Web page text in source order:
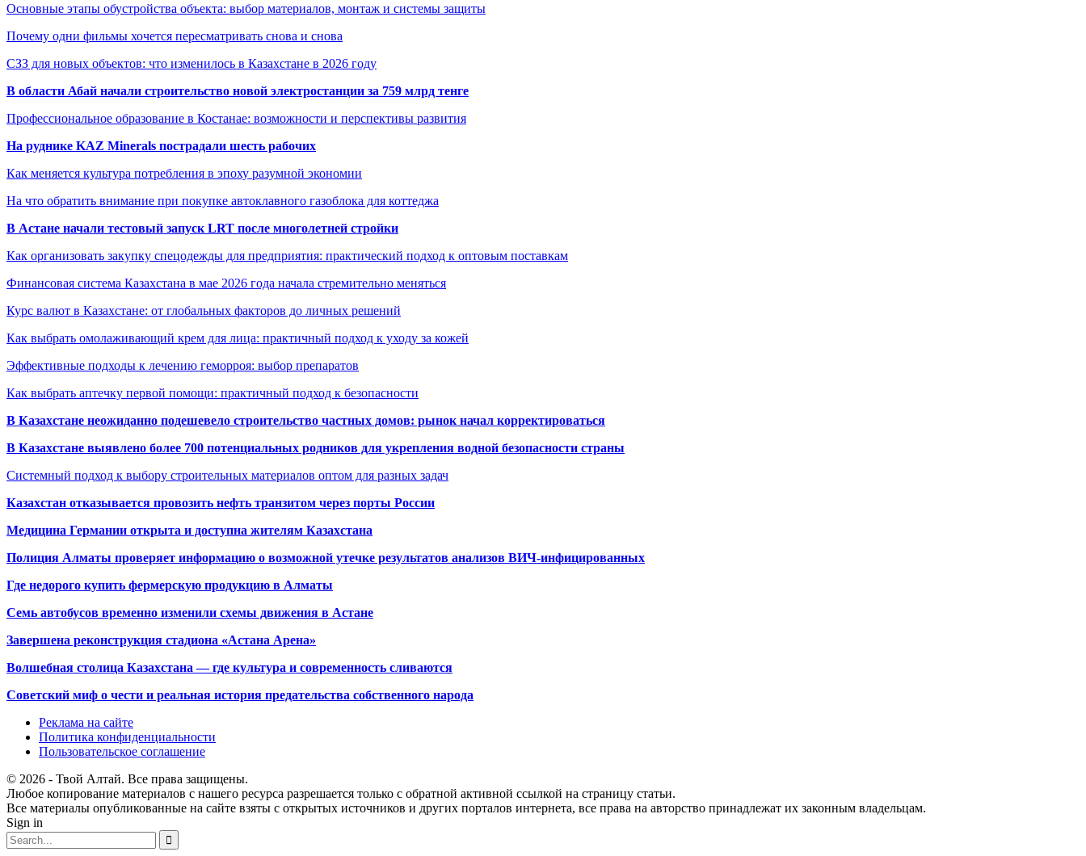
Основные этапы обустройства объекта: выбор материалов, монтаж и системы защиты
Почему одни фильмы хочется пересматривать снова и снова
СЗЗ для новых объектов: что изменилось в Казахстане в 2026 году
В области Абай начали строительство новой электростанции за 759 млрд тенге
Профессиональное образование в Костанае: возможности и перспективы развития
На руднике KAZ Minerals пострадали шесть рабочих
Как меняется культура потребления в эпоху разумной экономии
На что обратить внимание при покупке автоклавного газоблока для коттеджа
В Астане начали тестовый запуск LRT после многолетней стройки
Как организовать закупку спецодежды для предприятия: практический подход к оптовым поставкам
Финансовая система Казахстана в мае 2026 года начала стремительно меняться
Курс валют в Казахстане: от глобальных факторов до личных решений
Как выбрать омолаживающий крем для лица: практичный подход к уходу за кожей
Эффективные подходы к лечению геморроя: выбор препаратов
Как выбрать аптечку первой помощи: практичный подход к безопасности
В Казахстане неожиданно подешевело строительство частных домов: рынок начал корректироваться
В Казахстане выявлено более 700 потенциальных родников для укрепления водной безопасности страны
Системный подход к выбору строительных материалов оптом для разных задач
Казахстан отказывается провозить нефть транзитом через порты России
Медицина Германии открыта и доступна жителям Казахстана
Полиция Алматы проверяет информацию о возможной утечке результатов анализов ВИЧ-инфицированных
Где недорого купить фермерскую продукцию в Алматы
Семь автобусов временно изменили схемы движения в Астане
Завершена реконструкция стадиона «Астана Арена»
Волшебная столица Казахстана — где культура и современность сливаются
Советский миф о чести и реальная история предательства собственного народа
Реклама на сайте
Политика конфиденциальности
Пользовательское соглашение
© 2026 - Твой Алтай. Все права защищены.
Любое копирование материалов с нашего ресурса разрешается только с обратной активной ссылкой на страницу статьи.
Все материалы опубликованные на сайте взяты с открытых источников и других порталов интернета, все права на авторство принадлежат их законным владельцам.
Sign in